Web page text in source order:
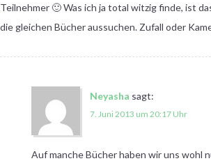
Teilnehmer 🙂 Was ich ja total witzig finde, ist
die gleichen Bücher aussuchen. Zufall oder
Neyasha sagt:
7. Juni 2013 um 20:17 Uhr
Auf manche Bücher haben wir uns wohl